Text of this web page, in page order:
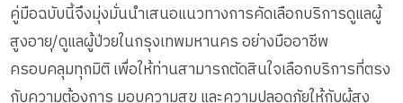
คู่มือฉบับนี้จึงมุ่งมั่นนำเสนอแนวทางการคัดเลือกบริการดูแลผู้
สูงอายุ/ดูแลผู้ป่วยในกรุงเทพมหานคร อย่างมืออาชีพ
ครอบคลุมทุกมิติ เพื่อให้ท่านสามารถตัดสินใจเลือกบริการที่ตรง
กับความต้องการ มอบความสุข และความปลอดภัยให้กับผู้สูง